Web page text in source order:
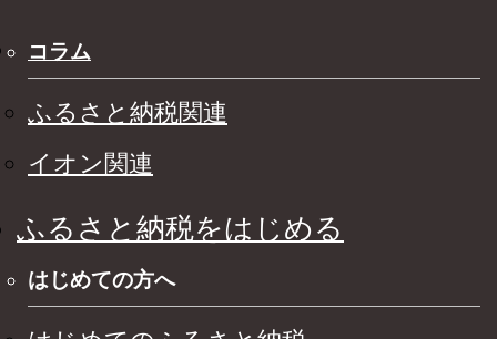
コラム
ふるさと納税関連
イオン関連
ふるさと納税をはじめる
はじめての方へ